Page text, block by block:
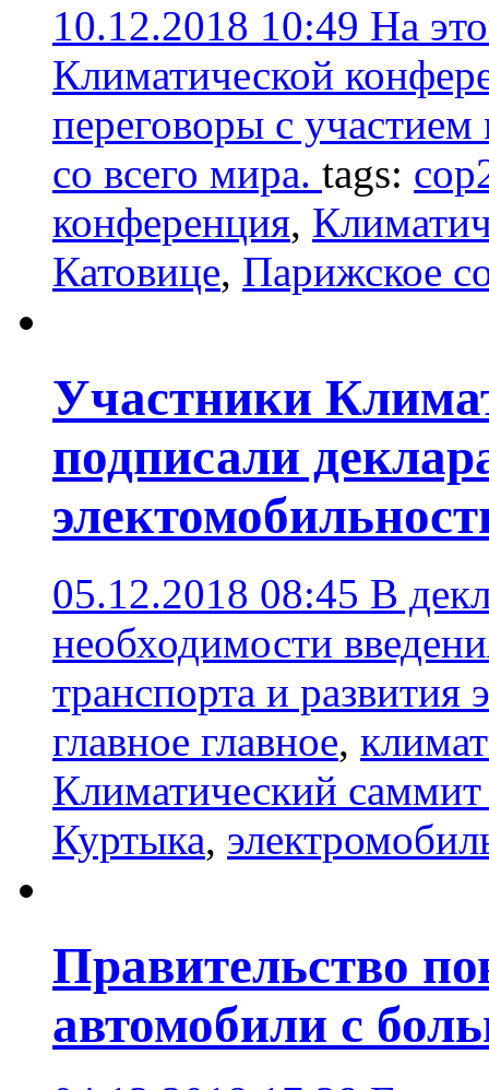
10.12.2018 10:49 На
Климатической
переговоры с
со всего мира. tags:
конференция,
Катовице, Парижское
Участники
подписали
05.12.2018 08:45 В
необходимости
транспорта и
главное главное,
Климатический
Куртыка,
Правительство
автомобили с